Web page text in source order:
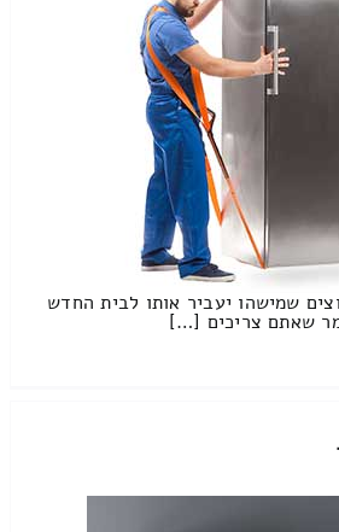
שמישהו יעביר אותו לבית החדש
שאתם צריכים […]